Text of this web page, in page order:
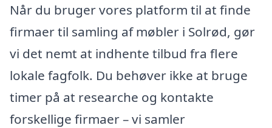
Når du bruger vores platform til at finde
firmaer til samling af møbler i Solrød, gør
vi det nemt at indhente tilbud fra flere
lokale fagfolk. Du behøver ikke at bruge
timer på at researche og kontakte
forskellige firmaer – vi samler